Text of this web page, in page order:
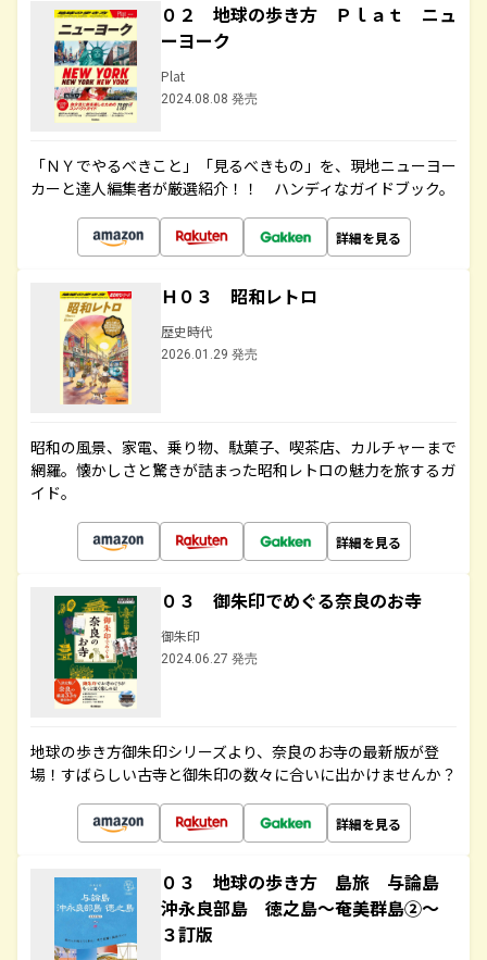
０２ 地球の歩き方 Ｐｌａｔ ニュ
ーヨーク
Plat
2024.08.08 発売
「ＮＹでやるべきこと」「見るべきもの」を、現地ニューヨー
カーと達人編集者が厳選紹介！！ ハンディなガイドブック。
詳細を見る
Ｈ０３ 昭和レトロ
歴史時代
2026.01.29 発売
昭和の風景、家電、乗り物、駄菓子、喫茶店、カルチャーまで
網羅。懐かしさと驚きが詰まった昭和レトロの魅力を旅するガ
イド。
詳細を見る
０３ 御朱印でめぐる奈良のお寺
御朱印
2024.06.27 発売
地球の歩き方御朱印シリーズより、奈良のお寺の最新版が登
場！すばらしい古寺と御朱印の数々に合いに出かけませんか？
詳細を見る
０３ 地球の歩き方 島旅 与論島
沖永良部島 徳之島～奄美群島②～
３訂版